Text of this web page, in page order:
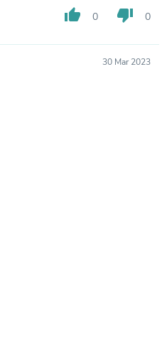
thumb_up 0 thumb_down 0
30 Mar 2023